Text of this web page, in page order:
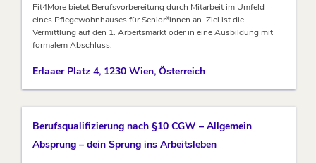
Fit4More bietet Berufsvorbereitung durch Mitarbeit im Umfeld
eines Pflegewohnhauses für Senior*innen an. Ziel ist die
Vermittlung auf den 1. Arbeitsmarkt oder in eine Ausbildung mit
formalem Abschluss.
Erlaaer Platz 4, 1230 Wien, Österreich
Berufsqualifizierung nach §10 CGW – Allgemein
Absprung – dein Sprung ins Arbeitsleben